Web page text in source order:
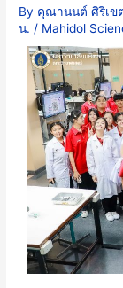
By คุณานนต์ ศิริเข
น. / Mahidol